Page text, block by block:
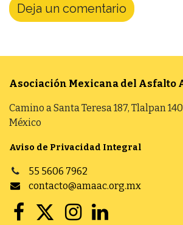
Deja un comentario
Asociación Mexicana del Asfalto
Camino a Santa Teresa 187, Tlalpan
México
Aviso de Privacidad Integral
55 5606 7962
contacto@amaac.org.mx